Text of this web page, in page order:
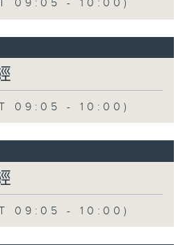
09:05 - 10:00)
09:05 - 10:00)
09:05 - 10:00)